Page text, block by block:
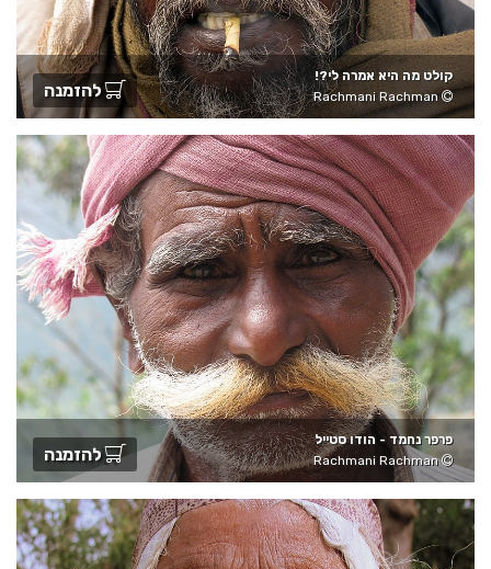
קולט מה היא אמרה לי?!
Rachmani Rachman
להזמנה
פרפר נחמד - הודו סטייל
Rachmani Rachman
להזמנה